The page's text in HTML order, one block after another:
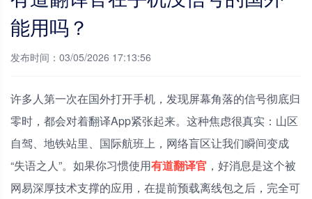
能用吗？
发布时间：03/05/2026 17:13:56
许多人第一次在国外打开手机，发现屏幕角落的信号彻底归
零时，都会对着翻译App紧张起来。这种焦虑很真实：山区
自驾、地铁站里、国际航班上，网络盲区让我们瞬间变成
“失语之人”。如果你习惯使用有道翻译官 ，好消息是这个被
网易深厚技术支撑的应用，在提前预载离线包之后，完全可